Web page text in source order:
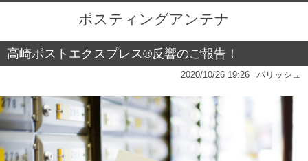
ポスティングアンテナ
高崎ポストエクスプレス®反響のご報告！
2020/10/26 19:26 パリッシュ